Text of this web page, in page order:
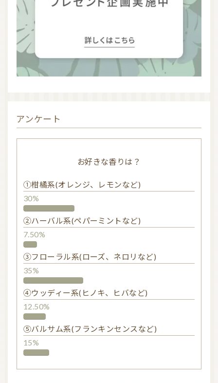
アロマストーン教室
アロマディフューザー 瞑想を深める香り・アロマで浄化
アロマ雑貨 ファブリックスプレー
利用規約
プライバシーポリシー
アンケート
お好きな香りは？
①柑橘系(オレンジ、レモンなど)
30%
②ハーバル系(ペパーミントなど)
7.50%
③フローラル系(ローズ、ネロリなど)
35%
④ウッディー系(ヒノキ、ヒバなど)
12.50%
⑤バルサム系(フランキンセンスなど)
15%